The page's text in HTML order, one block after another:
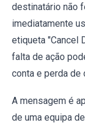
destinatário não
imediatamente
etiqueta "Cancel
falta de ação
conta e perda de
A mensagem é
de uma equipa